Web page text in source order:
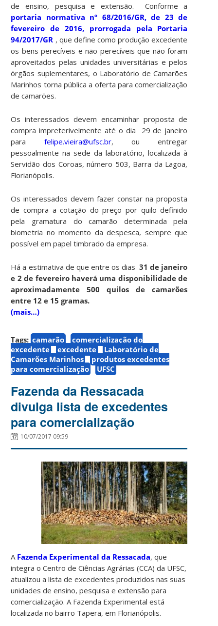
de ensino, pesquisa e extensão. Conforme a
portaria normativa nº 68/2016/GR, de 23 de
fevereiro de 2016, prorrogada pela Portaria
94/2017/GR , que define como produção excedente
os bens perecíveis e não perecíveis que não foram
aproveitados pelas unidades universitárias e pelos
órgãos suplementares, o Laboratório de Camarões
Marinhos torna pública a oferta para comercialização
de camarões.
Os interessados devem encaminhar proposta de
compra impreterivelmente até o dia 29 de janeiro
para felipe.vieira@ufsc.br, ou entregar
pessoalmente na sede da laboratório, localizada à
Servidão dos Coroas, número 503, Barra da Lagoa,
Florianópolis.
Os interessados devem fazer constar na proposta
de compra a cotação do preço por quilo definido
pela gramatura do camarão determinada pela
biometria no momento da despesca, sempre que
possível em papel timbrado da empresa.
Há a estimativa de que entre os dias31 de janeiro
e 2 de fevereiro haverá uma disponibilidade de
aproximadamente 500 quilos de camarões
entre 12 e 15 gramas.
(mais…)
Tags: camarão
comercialização do
excedente
excedente
Laboratório de
Camarões Marinhos
produtos excedentes
para comercialização
UFSC
Fazenda da Ressacada
divulga lista de excedentes
para comercialização
10/07/2017 09:59
A Fazenda Experimental da Ressacada, que
integra o Centro de Ciências Agrárias (CCA) da UFSC,
atualizou a lista de excedentes produzidos nas suas
unidades de ensino, pesquisa e extensão para
comercialização. A Fazenda Experimental está
localizada no bairro Tapera, em Florianópolis.